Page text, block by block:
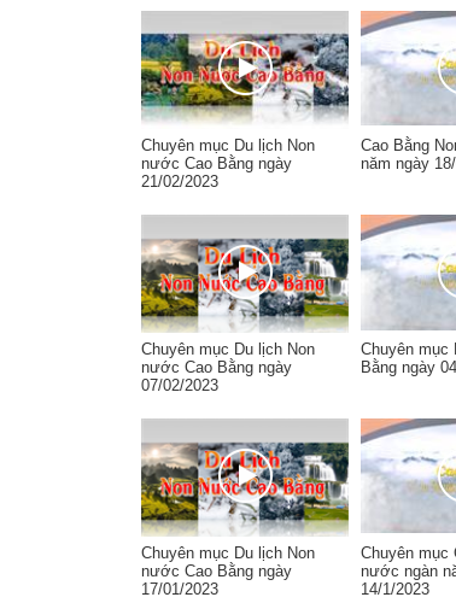
Chuyên mục Du lịch Non
nước Cao Bằng ngày
21/02/2023
Cao Bằng
năm ngày
Chuyên mục Du lịch Non
nước Cao Bằng ngày
07/02/2023
Chuyên mục
Bằng ngày
Chuyên mục Du lịch Non
nước Cao Bằng ngày
17/01/2023
Chuyên mục
nước ngàn
14/1/2023